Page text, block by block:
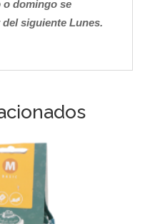
o domingo se
siguiente Lunes.